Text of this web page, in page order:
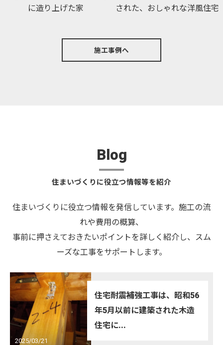
に造り上げた家
された、おしゃれな洋風住宅
施工事例へ
住まいづくりに役立つ情報等を紹介
Blog
住まいづくりに役立つ情報を発信しています。施工の流
れや費用の概算、
事前に押さえておきたいポイントを詳しく紹介し、スム
ーズな工事をサポートします。
2025/03/21
住宅耐震補強工事は、昭和56
年5月以前に建築された木造
住宅に...